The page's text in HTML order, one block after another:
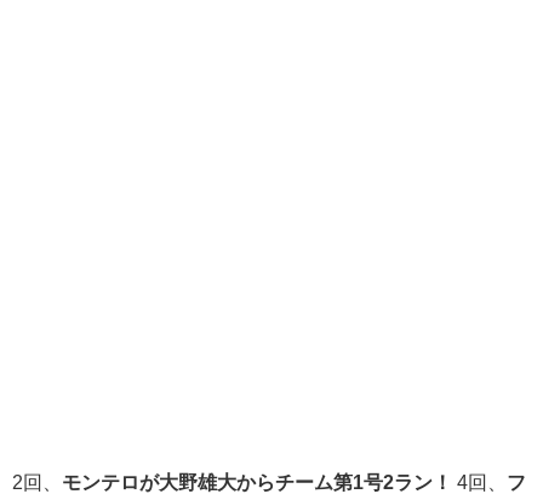
2回、 モンテロが大野雄大からチーム第1号2ラン！ 4回、 フ